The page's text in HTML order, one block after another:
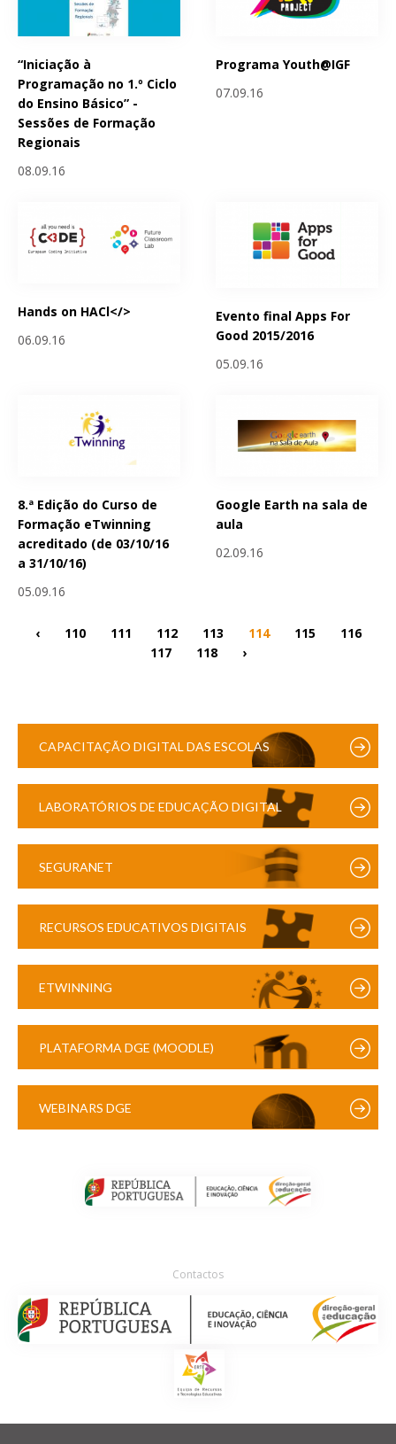
“Iniciação à
Programação no 1.º Ciclo
do Ensino Básico” -
Sessões de Formação
Regionais
08.09.16
Programa Youth@IGF
07.09.16
Hands on HACl</>
06.09.16
Evento final Apps For
Good 2015/2016
05.09.16
8.ª Edição do Curso de
Formação eTwinning
acreditado (de 03/10/16
a 31/10/16)
05.09.16
Google Earth na sala de
aula
02.09.16
‹ 110 111 112 113 114 115
116
117
118 ›
CAPACITAÇÃO DIGITAL DAS ESCOLAS
LABORATÓRIOS DE EDUCAÇÃO DIGITAL
SEGURANET
RECURSOS EDUCATIVOS DIGITAIS
ETWINNING
PLATAFORMA DGE (MOODLE)
WEBINARS DGE
Contactos